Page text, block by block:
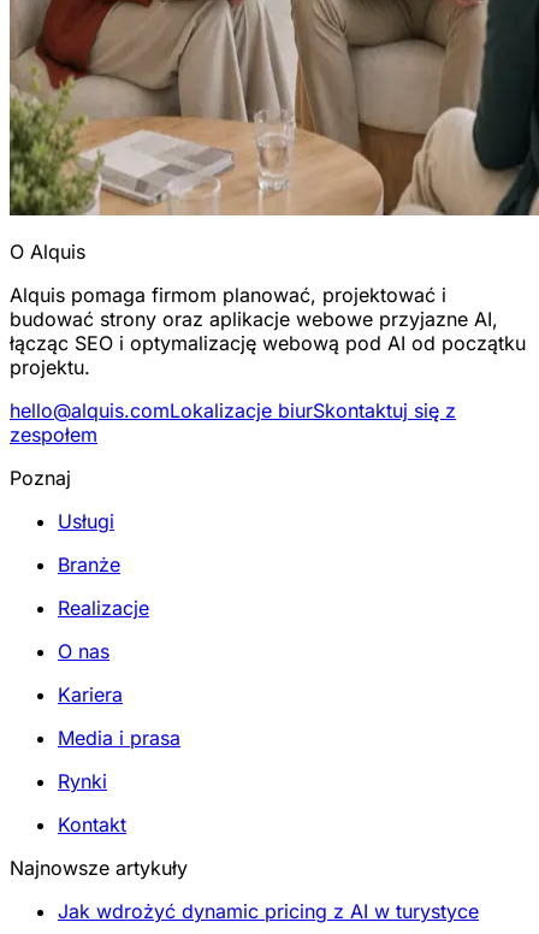
O Alquis
Alquis pomaga firmom planować, projektować i
budować strony oraz aplikacje webowe przyjazne AI,
łącząc SEO i optymalizację webową pod AI od początku
projektu.
hello@alquis.comLokalizacje biurSkontaktuj się z
zespołem
Poznaj
Usługi
Branże
Realizacje
O nas
Kariera
Media i prasa
Rynki
Kontakt
Najnowsze artykuły
Jak wdrożyć dynamic pricing z AI w turystyce